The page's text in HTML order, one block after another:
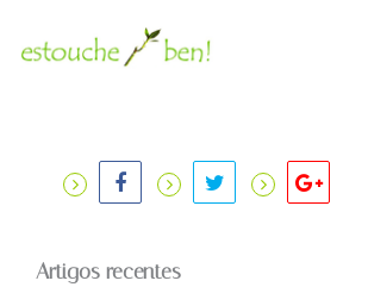
Artigos recentes